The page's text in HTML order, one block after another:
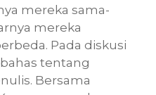
mereka sama-
mereka
Pada diskusi
tentang
Bersama